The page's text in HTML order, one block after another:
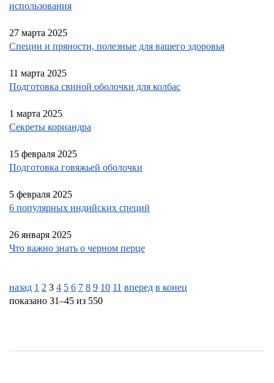
использования
27 марта 2025
Специи и пряности, полезные для вашего здоровья
11 марта 2025
Подготовка свиной оболочки для колбас
1 марта 2025
Секреты кориандра
15 февраля 2025
Подготовка говяжьей оболочки
5 февраля 2025
6 популярных индийских специй
26 января 2025
Что важно знать о черном перце
назад 1 2 3 4 5 6 7 8 9 10 11 вперед в конец
показано 31–45 из 550